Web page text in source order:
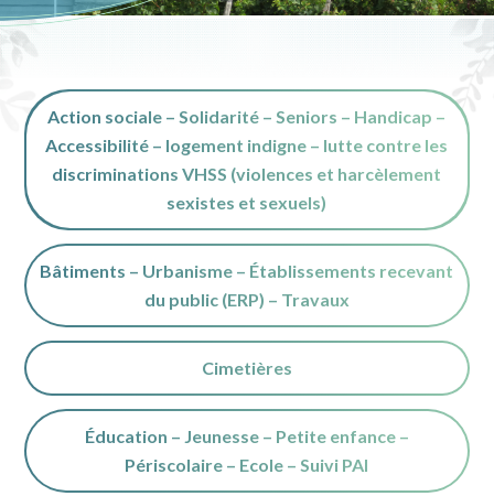
Action sociale – Solidarité – Seniors – Handicap –
Accessibilité – logement indigne – lutte contre les
discriminations VHSS (violences et harcèlement
sexistes et sexuels)
Bâtiments – Urbanisme – Établissements recevant
du public (ERP) – Travaux
Cimetières
Éducation – Jeunesse – Petite enfance –
Périscolaire – Ecole – Suivi PAI